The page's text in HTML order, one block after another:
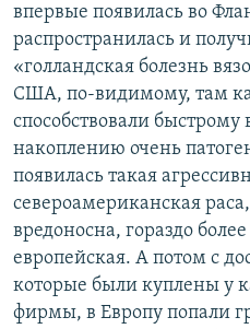
впервые появилась во
распространилась и
«голландская болезнь
США, по-видимому, там
способствовали
накоплению очень
появилась такая
североамериканская
вредоносна, гораздо
европейская. А потом с
которые были куплены у
фирмы, в Европу попали